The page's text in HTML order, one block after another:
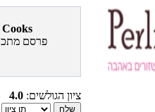
הצטרף לקהילת אוהבי האוכל של אתר Cooks
פרסם
ציון הגולשים:4.0